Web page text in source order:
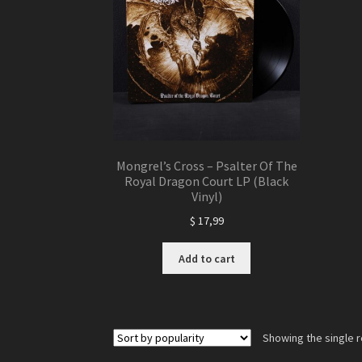
Mongrel’s Cross – Psalter Of The
Royal Dragon Court LP (Black
Vinyl)
$ 17,99
Add to cart
Showing the single